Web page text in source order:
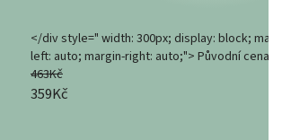
</div style=" width: 300px; display: block;
left: auto; margin-right: auto;"> Původní cena:
463Kč
359Kč